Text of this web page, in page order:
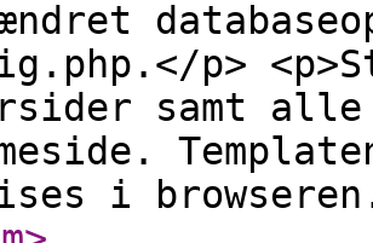
p>
samt
i